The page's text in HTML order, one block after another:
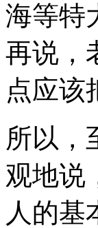
海等特
再说，
点应该
所以，
观地说
人的基